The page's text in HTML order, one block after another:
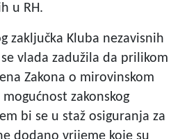
u RH.
zaključka Kluba nezavisnih
vlada zadužila da prilikom
Zakona o mirovinskom
zakonskog
bi se u staž osiguranja za
dodano vrijeme koje su